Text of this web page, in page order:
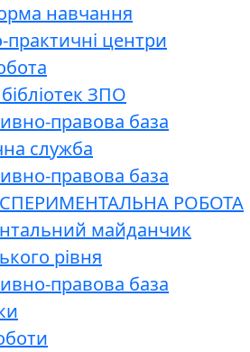
навчання
центри
ЗПО
правова база
служба
правова база
РОБОТА
майданчик
рівня
правова база